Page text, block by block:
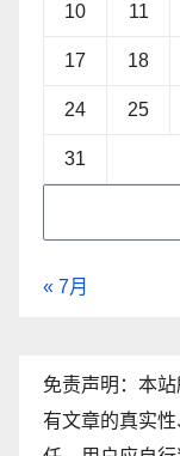
10 11
17 18
24 25
31
« 7月
免责声明：本
有文章的真实